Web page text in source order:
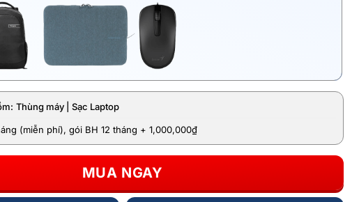
Thùng máy | Sạc Laptop
(miễn phí), gói BH 12 tháng + 1,000,000₫
MUA NGAY